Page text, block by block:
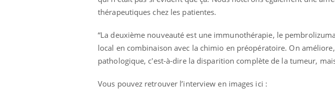
thérapeutiques chez les patientes.
“La deuxième nouveauté est une immunothérapie, le
local en combinaison avec la chimio en préopératoire. On
pathologique, c'est-à-dire la disparition complète de la tumeur,
Vous pouvez retrouver l’interview en images ici :